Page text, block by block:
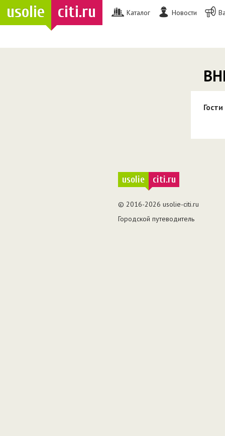
usolie citi.ru Каталог Новости
Гости
usolie citi.ru
© 2016-2026 usolie-citi.ru
Городской путеводитель